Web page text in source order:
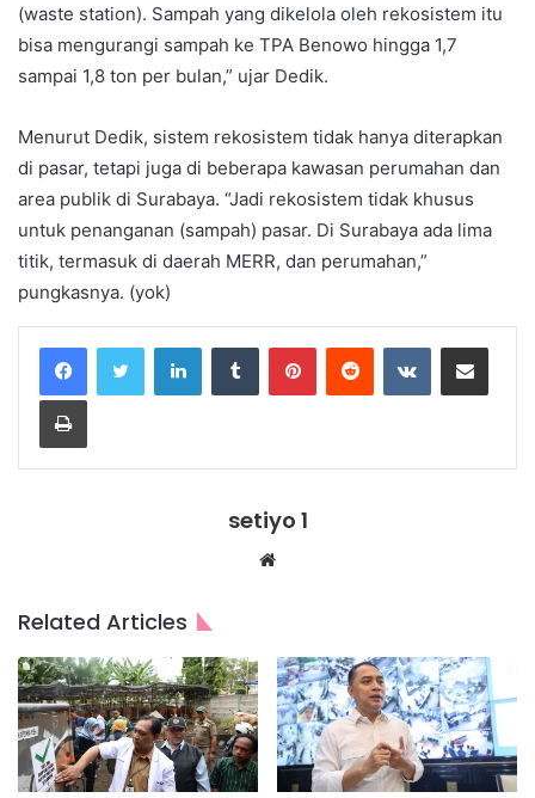
(waste station). Sampah yang dikelola oleh rekosistem itu
bisa mengurangi sampah ke TPA Benowo hingga 1,7
sampai 1,8 ton per bulan,” ujar Dedik.
Menurut Dedik, sistem rekosistem tidak hanya diterapkan
di pasar, tetapi juga di beberapa kawasan perumahan dan
area publik di Surabaya. “Jadi rekosistem tidak khusus
untuk penanganan (sampah) pasar. Di Surabaya ada lima
titik, termasuk di daerah MERR, dan perumahan,”
pungkasnya. (yok)
LinkedInTumblr PinterestReddit VKontakteShare via Email
Print
setiyo 1
Website
Related Articles